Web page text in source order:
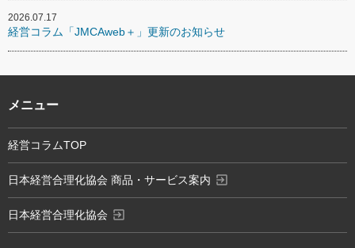
2026.07.17
経営コラム「JMCAweb＋」更新のお知らせ
メニュー
経営コラムTOP
日本経営合理化協会 商品・サービス案内 exit_to_app
日本経営合理化協会 exit_to_app